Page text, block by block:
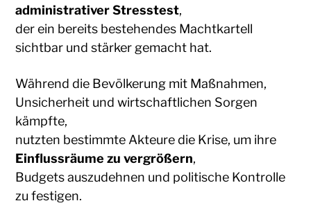
administrativer Stresstest,
der ein bereits bestehendes Machtkartell
sichtbar und stärker gemacht hat.
Während die Bevölkerung mit Maßnahmen,
Unsicherheit und wirtschaftlichen Sorgen
kämpfte,
nutzten bestimmte Akteure die Krise, um ihre
Einflussräume zu vergrößern,
Budgets auszudehnen und politische Kontrolle
zu festigen.